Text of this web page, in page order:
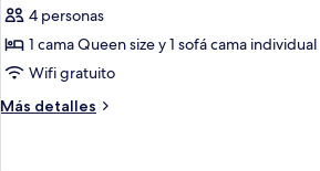
Street)
clásico,
1
habitación,
no
4 personas
1 cama Queen size y 1 sofá cama individual
Wifi gratuito
Más detalles
Más